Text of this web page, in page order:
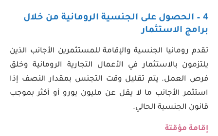
4 – الحصول على الجنسية الرومانية من خلال
برامج الاستثمار
تقدم رومانيا الجنسية والإقامة للمستثمرين الأجانب الذين
يلتزمون بالاستثمار في الأعمال التجارية الرومانية وخلق
فرص العمل. يتم تقليل وقت التجنس بمقدار النصف إذا
استثمر الأجانب ما لا يقل عن مليون يورو أو أكثر بموجب
قانون الجنسية الحالي.
إقامة مؤقتة